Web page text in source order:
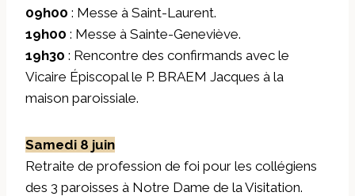
09h00 : Messe à Saint-Laurent.
19h00 : Messe à Sainte-Geneviève.
19h30 : Rencontre des confirmands avec le
Vicaire Épiscopal le P. BRAEM Jacques à la
maison paroissiale.
Samedi 8 juin
Retraite de profession de foi pour les collégiens
des 3 paroisses à Notre Dame de la Visitation.